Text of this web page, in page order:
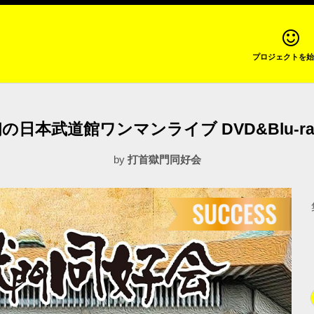
プロジェクトを
日本武道館ワンマンライブ DVD&Blu-
by 打首獄門同好会